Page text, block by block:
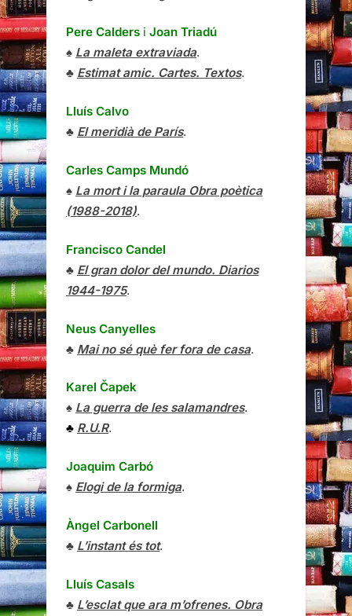
Pere Calders i Joan Triadú
♠ La maleta extraviada.
♣ Estimat amic. Cartes. Textos.
Lluís Calvo
♣ El meridià de París.
Carles Camps Mundó
♠ La mort i la paraula Obra poètica
(1988-2018).
Francisco Candel
♣ El gran dolor del mundo. Diarios
1944-1975.
Neus Canyelles
♣ Mai no sé què fer fora de casa.
Karel Čapek
♠ La guerra de les salamandres.
♣ R.U.R.
Joaquim Carbó
♠ Elogi de la formiga.
Àngel Carbonell
♣ L’instant és tot.
Lluís Casals
♣ L’esclat que ara m’ofrenes. Obra